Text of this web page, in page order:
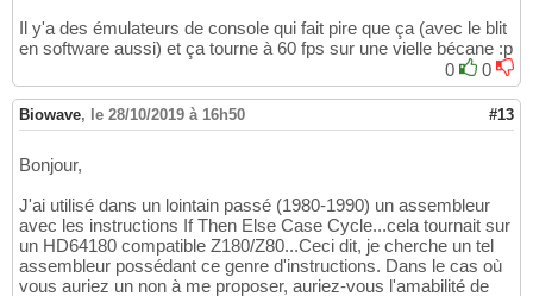
Il y'a des émulateurs de console qui fait pire que ça (avec le blit
en software aussi) et ça tourne à 60 fps sur une vielle bécane :p
0
0
Biowave, le 28/10/2019 à 16h50 #13
Bonjour,
J'ai utilisé dans un lointain passé (1980-1990) un assembleur
avec les instructions If Then Else Case Cycle...cela tournait sur
un HD64180 compatible Z180/Z80...Ceci dit, je cherche un tel
assembleur possédant ce genre d'instructions. Dans le cas où
vous auriez un non à me proposer, auriez-vous l'amabilité de